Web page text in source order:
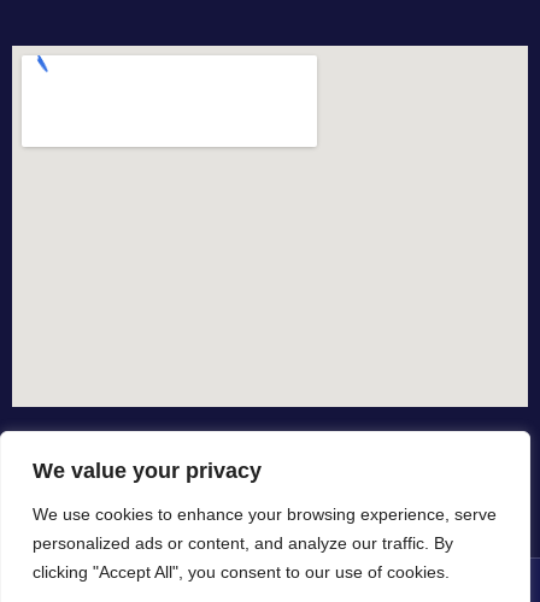
We value your privacy
We use cookies to enhance your browsing experience, serve
personalized ads or content, and analyze our traffic. By
clicking "Accept All", you consent to our use of cookies.